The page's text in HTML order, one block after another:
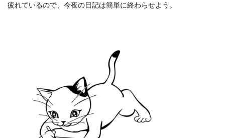
疲れているので、今夜の日記は簡単に終わらせよう。